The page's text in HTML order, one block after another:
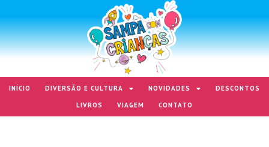
INÍCIO DIVERSÃO E CULTURA NOVIDADES
DESCONTOS
LIVROS
VIAGEM CONTATO